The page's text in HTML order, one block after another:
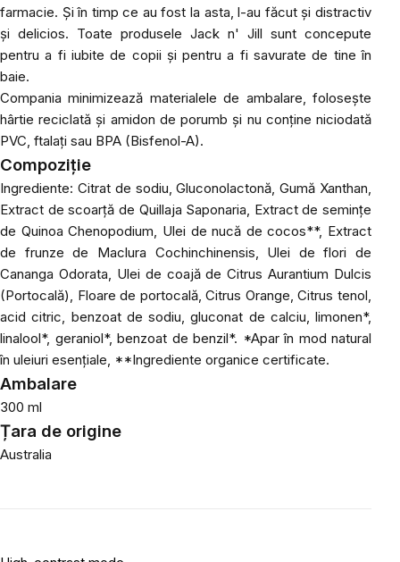
farmacie. Și în timp ce au fost la asta, l-au făcut și distractiv
și delicios. Toate produsele Jack n' Jill sunt concepute
pentru a fi iubite de copii și pentru a fi savurate de tine în
baie.
Compania minimizează materialele de ambalare, folosește
hârtie reciclată și amidon de porumb și nu conține niciodată
PVC, ftalați sau BPA (Bisfenol-A).
Compoziţie
Ingrediente: Citrat de sodiu, Gluconolactonă, Gumă Xanthan,
Extract de scoarță de Quillaja Saponaria, Extract de semințe
de Quinoa Chenopodium, Ulei de nucă de cocos**, Extract
de frunze de Maclura Cochinchinensis, Ulei de flori de
Cananga Odorata, Ulei de coajă de Citrus Aurantium Dulcis
(Portocală), Floare de portocală, Citrus Orange, Citrus tenol,
acid citric, benzoat de sodiu, gluconat de calciu, limonen*,
linalool*, geraniol*, benzoat de benzil*. *Apar în mod natural
în uleiuri esențiale, **Ingrediente organice certificate.
Ambalare
300 ml
Țara de origine
Australia